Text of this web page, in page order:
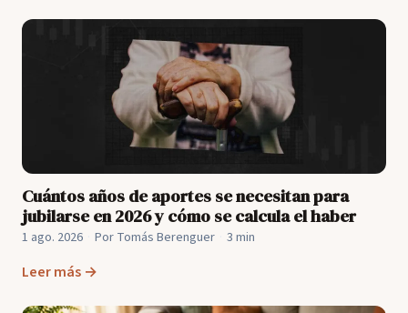
Cuántos años de aportes se necesitan para
jubilarse en 2026 y cómo se calcula el haber
1 ago. 2026 Por Tomás Berenguer 3 min
Leer más →